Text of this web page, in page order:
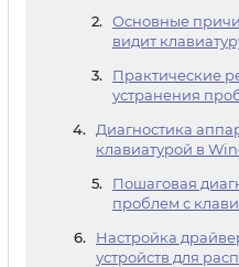
Основные
видит
Практические
устранения
Диагностика
клавиатурой в
Пошаговая
проблем с
Настройка
устройств для